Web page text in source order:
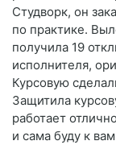
Студворк, он
по практике.
получила 19
исполнителя,
Курсовую
Защитила
работает
и сама буду к